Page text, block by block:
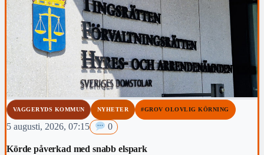
VAGGERYDS KOMMUN NYHETER #GROV OLOVLIG KÖRNING
5 augusti, 2026, 07:15 0
Körde påverkad med snabb elspark